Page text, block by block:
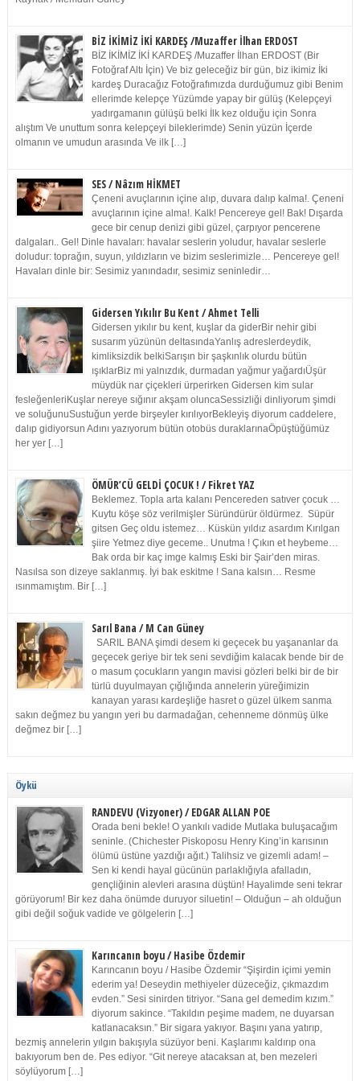
BİZ İKİMİZ İKİ KARDEŞ /Muzaffer İlhan ERDOST
BİZ İKİMİZ İKİ KARDEŞ /Muzaffer İlhan ERDOST (Bir
Fotoğraf Altı İçin) Ve biz geleceğiz bir gün, biz ikimiz İki
kardeş Duracağız Fotoğrafımızda durduğumuz gibi Benim
ellerimde kelepçe Yüzümde yapay bir gülüş (Kelepçeyi
yadırgamanın gülüşü belki İlk kez olduğu için Sonra
alıştım Ve unuttum sonra kelepçeyi bileklerimde) Senin yüzün İçerde
olmanın ve umudun arasında Ve ilk […]
SES / Nâzım HİKMET
Çeneni avuçlarının içine alıp, duvara dalıp kalma!. Çeneni
avuçlarının içine alma!. Kalk! Pencereye gel! Bak! Dışarda
gece bir cenup denizi gibi güzel, çarpıyor pencerene
dalgaları.. Gel! Dinle havaları: havalar seslerin yoludur, havalar seslerle
doludur: toprağın, suyun, yıldızların ve bizim seslerimizle… Pencereye gel!
Havaları dinle bir: Sesimiz yanındadır, sesimiz seninledir…
Gidersen Yıkılır Bu Kent / Ahmet Telli
Gidersen yıkılır bu kent, kuşlar da giderBir nehir gibi
susarım yüzünün deltasındaYanlış adreslerdeydik,
kimliksizdik belkiSarışın bir şaşkınlık olurdu bütün
ışıklarBiz mi yalnızdık, durmadan yağmur yağardıÜşür
müydük nar çiçekleri ürperirken Gidersen kim sular
fesleğenleriKuşlar nereye sığınır akşam oluncaSessizliği dinliyorum şimdi
ve soluğunuSustuğun yerde birşeyler kırılıyorBekleyiş diyorum caddelere,
dalıp gidiyorsun Adını yazıyorum bütün otobüs duraklarınaÖpüştüğümüz
her yer […]
ÖMÜR’CÜ GELDİ ÇOCUK ! / Fikret YAZ
Beklemez. Topla arta kalanı Pencereden satıver çocuk …
Kuytu köşe söz verilmişler Süründürür öldürmez. Süpür
gitsen Geç oldu istemez… Küskün yıldız asardım Kırılgan
şiire Yetmez diye geceme.. Unutma ! Çıkın et heybeme…
Bak orda bir kaç imge kalmış Eski bir Şair’den miras.
Nasılsa son dizeye saklanmış. İyi bak eskitme ! Sana kalsın… Resme
ısınmamıştım. Bir […]
Sarıl Bana / M Can Güney
SARIL BANA şimdi desem ki geçecek bu yaşananlar da
geçecek geriye bir tek seni sevdiğim kalacak bende bir de
o masum çocukların yangın mavisi gözleri belki bir de bir
türlü duyulmayan çığlığında annelerin yüreğimizin
kanayan yarası kardeşliğe hasret o güzel ülkem sanma
sakın değmez bu yangın yeri bu darmadağan, cehenneme dönmüş ülke
değmez bir […]
Öykü
RANDEVU (Vizyoner) / EDGAR ALLAN POE
Orada beni bekle! O yankılı vadide Mutlaka buluşacağım
seninle. (Chichester Piskoposu Henry King’in karısının
ölümü üstüne yazdığı ağıt.) Talihsiz ve gizemli adam! –
Sen ki kendi hayal gücünün parlaklığıyla afalladın,
gençliğinin alevleri arasına düştün! Hayalimde seni tekrar
görüyorum! Bir kez daha önümde duruyor siluetin! – Olduğun – ah olduğun
gibi değil soğuk vadide ve gölgelerin […]
Karıncanın boyu / Hasibe Özdemir
Karıncanın boyu / Hasibe Özdemir “Şişirdin içimi yemin
ederim ya! Deseydin methiyeler düzeceğiz, çıkmazdım
evden.” Sesi sinirden titriyor. “Sana gel demedim kızım.”
diyorum sakince. “Takıldın peşime madem, ne duyarsan
katlanacaksın.” Bir sigara yakıyor. Başını yana yatırıp,
bezmiş annelerin yılgın bakışıyla süzüyor beni. Kaşlarımı kaldırıp ona
bakıyorum ben de. Pes ediyor. “Git nereye atacaksan at, ben mezeleri
söylüyorum […]